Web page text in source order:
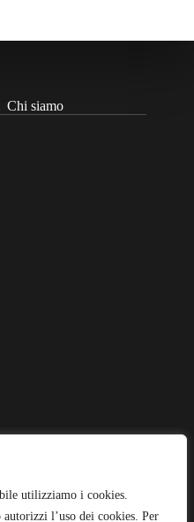
utilizziamo i cookies.
l’uso dei cookies. Per
Chi siamo